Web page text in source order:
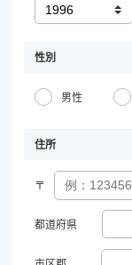
性別
男性
住所
〒
都道府県